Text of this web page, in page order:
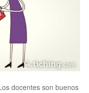
docentes son buenos